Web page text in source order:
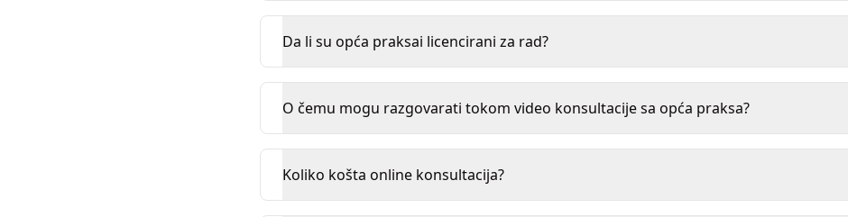
Da li su opća praksai licencirani za rad?
O čemu mogu razgovarati tokom video konsultacije sa opća praksa?
Koliko košta online konsultacija?